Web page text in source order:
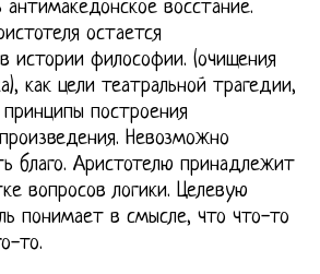
восстание.
остается
истории философии. (очищения
как цели театральной трагедии,
построения
Невозможно
благо. Аристотелю принадлежит
вопросов логики. Целевую
понимает в смысле, что что-то
то.